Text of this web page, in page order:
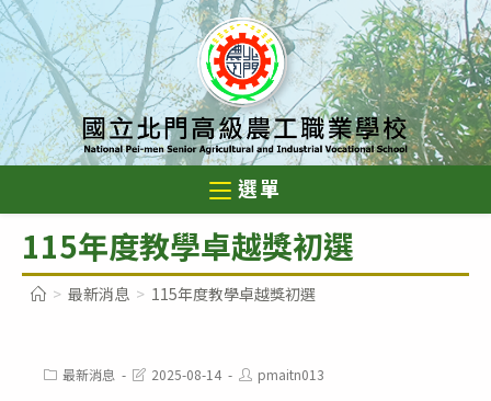
跳
轉
主
要
內
選單
115年度教學卓越獎初選
> 最新消息 > 115年度教學卓越獎初選
Post最新消息
Post2025-08-14
Post
author:
pmaitn013